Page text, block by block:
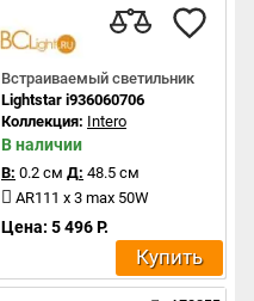
Встраиваемый светильник
Lightstar i936060706
Коллекция: Intero
В наличии
В: 0.2 см Д: 48.5 см
AR111 x 3 max 50W
Цена: 5 496 Р.
Купить